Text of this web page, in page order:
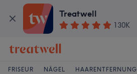
Treatwell
130K
FRISEUR NÄGEL HAARENTFERNUNG